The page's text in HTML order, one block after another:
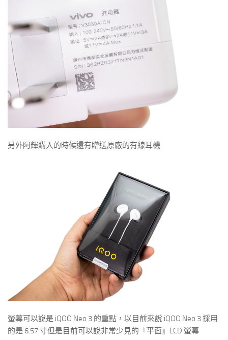
另外阿輝購入的時候還有贈送原廠的有線耳機
螢幕可以說是 iQOO Neo 3 的重點，以目前來說 iQOO Neo 3 採用
的是 6.57 寸但是目前可以說非常少見的『平面』LCD 螢幕